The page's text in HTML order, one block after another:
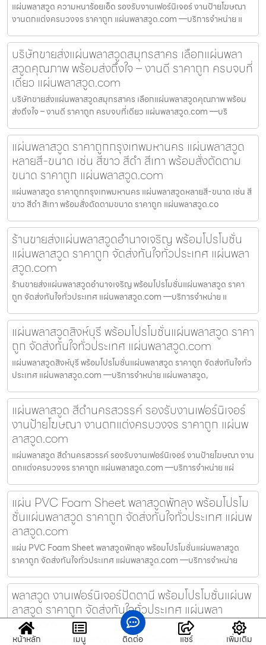
แผ่นพลาสวูด ความหนาร้อยเอ็ด รองรับงานเฟอร์นิเจอร์ งานป้ายโฆษณา
งานตกแต่งครบวงจร ราคาถูก แผ่นพลาสวูด.com —บริการจำหน่าย แ
บริษัทขายส่งแผ่นพลาสวูดสมุทรสาคร เลือกแผ่นพลา
สวูดคุณภาพ พร้อมส่งถึงใจ – งานดี ราคาถูก ครบจบที่
เดียว แผ่นพลาสวูด.com
บริษัทขายส่งแผ่นพลาสวูดสมุทรสาคร เลือกแผ่นพลาสวูดคุณภาพ พร้อม
ส่งถึงใจ – งานดี ราคาถูก ครบจบที่เดียว แผ่นพลาสวูด.com —บริ
แผ่นพลาสวูด ราคาถูกกรุงเทพมหานคร แผ่นพลาสวูด
หลายสี-ขนาด เช่น สีขาว สีดำ สีเทา พร้อมสั่งตัดตาม
ขนาด ราคาถูก แผ่นพลาสวูด.com
แผ่นพลาสวูด ราคาถูกกรุงเทพมหานคร แผ่นพลาสวูดหลายสี-ขนาด เช่น สี
ขาว สีดำ สีเทา พร้อมสั่งตัดตามขนาด ราคาถูก แผ่นพลาสวูด.co
ร้านขายส่งแผ่นพลาสวูดอำนาจเจริญ พร้อมโปรโมชั่น
แผ่นพลาสวูด ราคาถูก จัดส่งทันใจทั่วประเทศ แผ่นพลา
สวูด.com
ร้านขายส่งแผ่นพลาสวูดอำนาจเจริญ พร้อมโปรโมชั่นแผ่นพลาสวูด ราคา
ถูก จัดส่งทันใจทั่วประเทศ แผ่นพลาสวูด.com —บริการจำหน่าย แ
แผ่นพลาสวูดสิงห์บุรี พร้อมโปรโมชั่นแผ่นพลาสวูด ราคา
ถูก จัดส่งทันใจทั่วประเทศ แผ่นพลาสวูด.com
แผ่นพลาสวูดสิงห์บุรี พร้อมโปรโมชั่นแผ่นพลาสวูด ราคาถูก จัดส่งทันใจทั่ว
ประเทศ แผ่นพลาสวูด.com —บริการจำหน่าย แผ่นพลาสวูด,
แผ่นพลาสวูด สีดำนครสวรรค์ รองรับงานเฟอร์นิเจอร์
งานป้ายโฆษณา งานตกแต่งครบวงจร ราคาถูก แผ่นพ
ลาสวูด.com
แผ่นพลาสวูด สีดำนครสวรรค์ รองรับงานเฟอร์นิเจอร์ งานป้ายโฆษณา งาน
ตกแต่งครบวงจร ราคาถูก แผ่นพลาสวูด.com —บริการจำหน่าย แผ่
แผ่น PVC Foam Sheet พลาสวูดพัทลุง พร้อมโปรโม
ชั่นแผ่นพลาสวูด ราคาถูก จัดส่งทันใจทั่วประเทศ แผ่นพ
ลาสวูด.com
แผ่น PVC Foam Sheet พลาสวูดพัทลุง พร้อมโปรโมชั่นแผ่นพลาสวูด
ราคาถูก จัดส่งทันใจทั่วประเทศ แผ่นพลาสวูด.com —บริการจำหน่าย
พลาสวูด งานเฟอร์นิเจอร์ปัตตานี พร้อมโปรโมชั่นแผ่นพ
ลาสวูด ราคาถูก จัดส่งทันใจทั่วประเทศ แผ่นพลา
สวูด.com
พลาสวูด งานเฟอร์นิเจอร์ปัตตานี พร้อมโปรโมชั่นแผ่นพลาสวูด ราคาถูก จัด
หน้าหลัก เมนู ติดต่อ แชร์ เพิ่มเติม